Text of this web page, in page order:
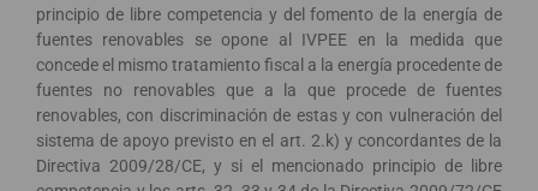
principio de libre competencia y del fomento de la energía de
fuentes renovables se opone al IVPEE en la medida que
concede el mismo tratamiento fiscal a la energía procedente de
fuentes no renovables que a la que procede de fuentes
renovables, con discriminación de estas y con vulneración del
sistema de apoyo previsto en el art. 2.k) y concordantes de la
Directiva 2009/28/CE, y si el mencionado principio de libre